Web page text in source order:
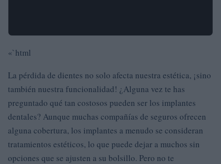
«`html
La pérdida de dientes no solo afecta nuestra estética, ¡sino
también nuestra funcionalidad! ¿Alguna vez te has
preguntado qué tan costosos pueden ser los implantes
dentales? Aunque muchas compañías de seguros ofrecen
alguna cobertura, los implantes a menudo se consideran
tratamientos estéticos, lo que puede dejar a muchos sin
opciones que se ajusten a su bolsillo. Pero no te